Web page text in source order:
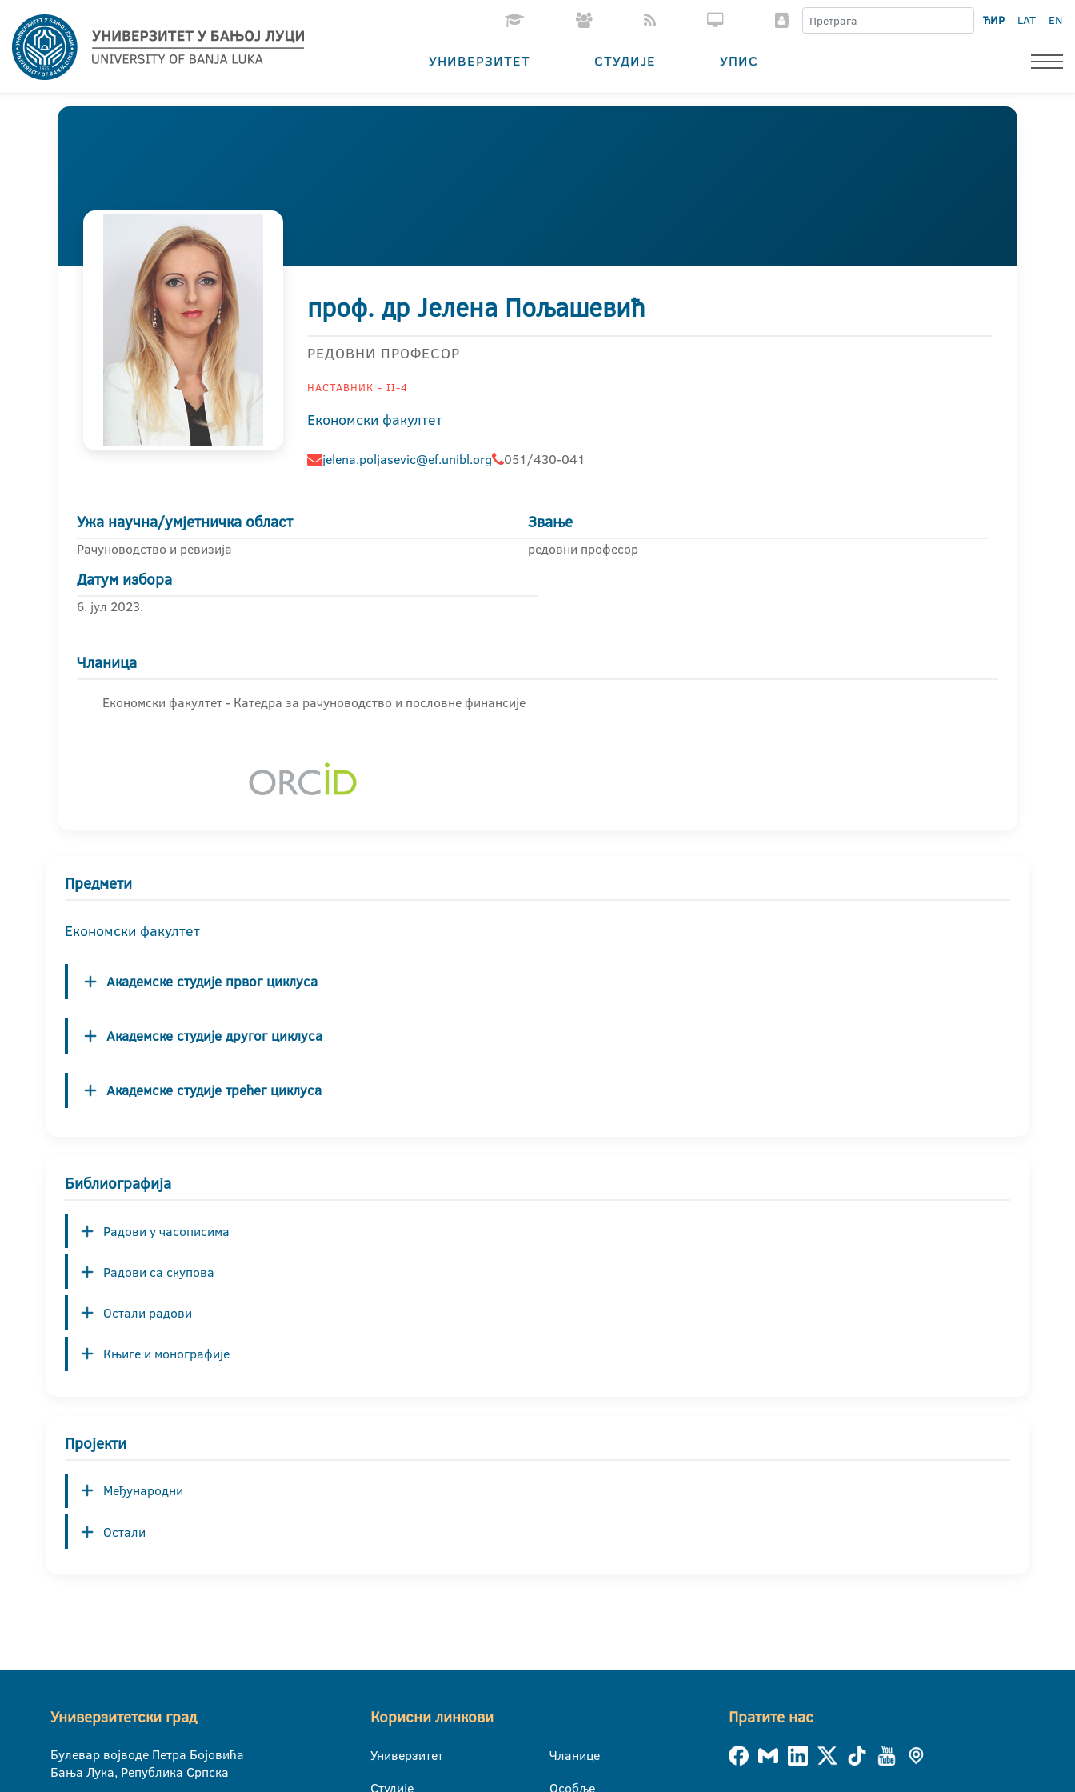
ЋИР LAT EN
УНИВЕРЗИТЕТ СТУДИЈЕ УПИС
проф. др Јелена Пољашевић
РЕДОВНИ ПРОФЕСОР
НАСТАВНИК - II-4
Економски факултет
jelena.poljasevic@ef.unibl.org 051/430-041
Ужа научна/умјетничка област
Рачуноводство и ревизија
Звање
редовни професор
Датум избора
6. јул 2023.
Чланица
Економски факултет - Катедра за рачуноводство и пословне финансије
Предмети
Економски факултет
Академске студије првог циклуса
Академске студије другог циклуса
Академске студије трећег циклуса
Библиографија
Радови у часописима
Радови са скупова
Остали радови
Књиге и монографије
Пројекти
Међународни
Остали
Универзитетски град
Булевар војводе Петра Бојовића
Бања Лука, Република Српска
Корисни линкови
Универзитет
Студије
Чланице
Особље
Пратите нас